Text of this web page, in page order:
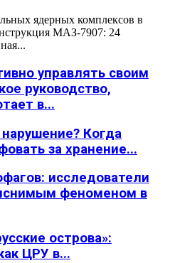
ядерных комплексов в
МАЗ-7907: 24
управлять своим
руководство,
в...
Когда
за хранение...
исследователи
феноменом в
острова»:
ЦРУ в...